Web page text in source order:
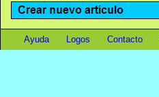
Ayuda Logos Contacto